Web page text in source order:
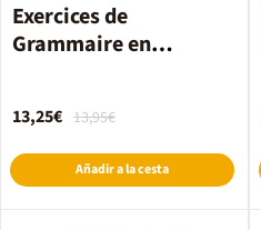
Exercices de
Grammaire en
13,95€
13,25€
Añadir a la cesta